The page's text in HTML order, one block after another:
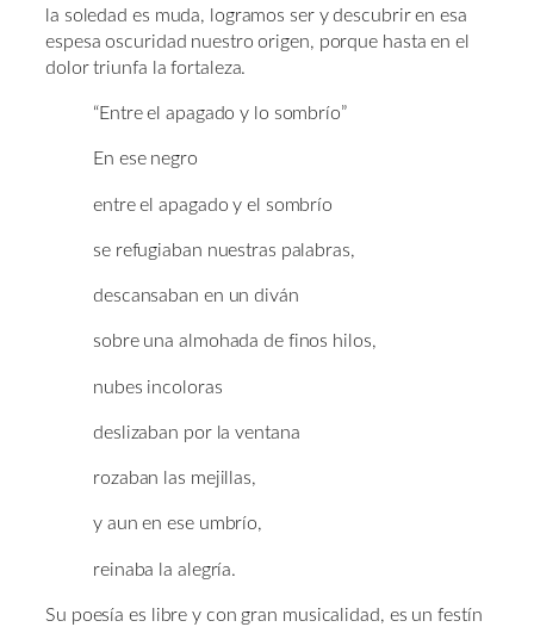
la soledad es muda, logramos ser y descubrir en esa
espesa oscuridad nuestro origen, porque hasta en el
dolor triunfa la fortaleza.
“Entre el apagado y lo sombrío”
En ese negro
entre el apagado y el sombrío
se refugiaban nuestras palabras,
descansaban en un diván
sobre una almohada de finos hilos,
nubes incoloras
deslizaban por la ventana
rozaban las mejillas,
y aun en ese umbrío,
reinaba la alegría.
Su poesía es libre y con gran musicalidad, es un festín